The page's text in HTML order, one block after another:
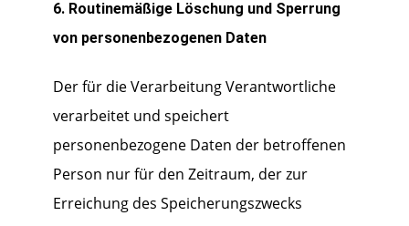
6. Routinemäßige Löschung und Sperrung
von personenbezogenen Daten
Der für die Verarbeitung Verantwortliche
verarbeitet und speichert
personenbezogene Daten der betroffenen
Person nur für den Zeitraum, der zur
Erreichung des Speicherungszwecks